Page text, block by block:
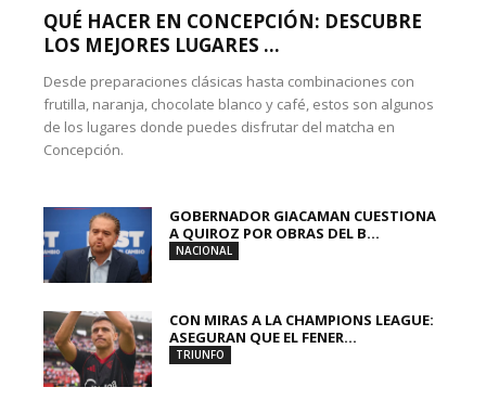
QUÉ HACER EN CONCEPCIÓN: DESCUBRE
LOS MEJORES LUGARES ...
Desde preparaciones clásicas hasta combinaciones con
frutilla, naranja, chocolate blanco y café, estos son algunos
de los lugares donde puedes disfrutar del matcha en
Concepción.
GOBERNADOR GIACAMAN CUESTIONA
A QUIROZ POR OBRAS DEL B...
NACIONAL
CON MIRAS A LA CHAMPIONS LEAGUE:
ASEGURAN QUE EL FENER...
TRIUNFO